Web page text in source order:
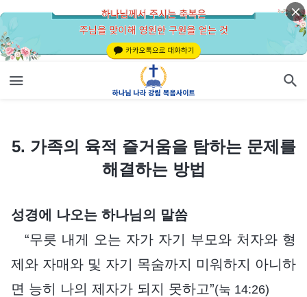
5. 가족의 육적 즐거움을 탐하는 문제를 해결하는 방법
5. 가족의 육적 즐거움을 탐하는 문제를
해결하는 방법
성경에 나오는 하나님의 말씀
“무릇 내게 오는 자가 자기 부모와 처자와 형
제와 자매와 및 자기 목숨까지 미워하지 아니하
면 능히 나의 제자가 되지 못하고”(눅 14:26)